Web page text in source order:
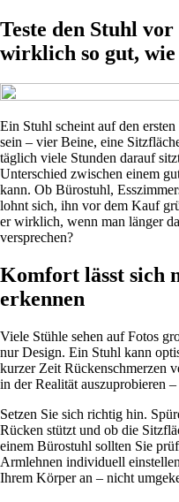
Teste den Stuhl
wirklich so gut, wie
Ein Stuhl scheint auf den
sein – vier Beine, eine
täglich viele Stunden darauf
Unterschied zwischen einem
kann. Ob Bürostuhl,
lohnt sich, ihn vor dem Kauf
er wirklich, wenn man länger
versprechen?
Komfort lässt sich
erkennen
Viele Stühle sehen auf Fotos
nur Design. Ein Stuhl kann
kurzer Zeit Rückenschmerzen
in der Realität auszuprobieren
Setzen Sie sich richtig hin.
Rücken stützt und ob die
einem Bürostuhl sollten Sie
Armlehnen individuell
Ihrem Körper an – nicht